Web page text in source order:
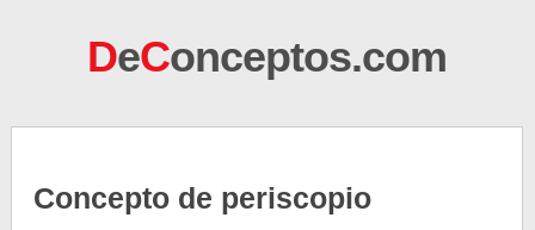
DeConceptos.com
Concepto de periscopio